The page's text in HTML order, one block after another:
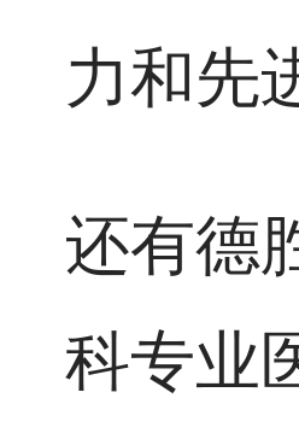
力和先
还有德
科专业